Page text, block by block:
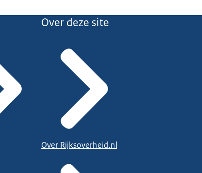
Over deze site
Over Rijksoverheid.nl